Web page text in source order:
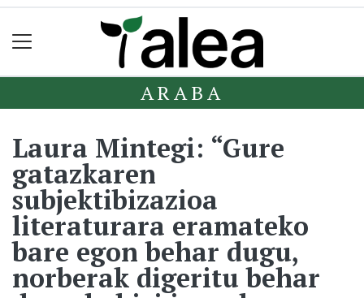
ARABA
Laura Mintegi: “Gure
gatazkaren
subjektibizazioa
literaturara eramateko
bare egon behar dugu,
norberak digeritu behar